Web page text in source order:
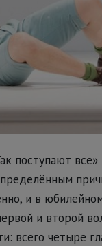
поступают
и в
и второй
всего четыре